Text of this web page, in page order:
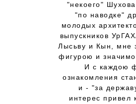
"некоего"
"по наводке"
молодых
выпускников
Лысьву и Кын, мне
фигурою и
И с каждою
ознакомления
и - "за
интерес привел